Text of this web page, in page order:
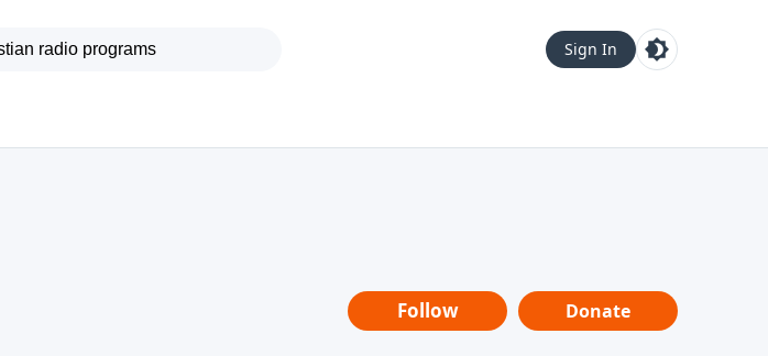
Sign In
Follow Donate